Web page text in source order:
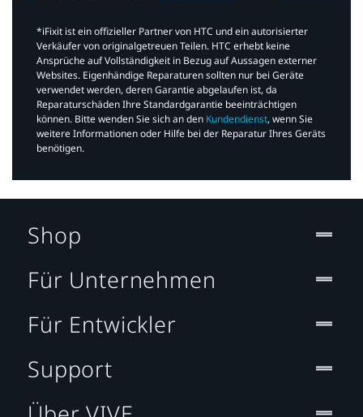
*iFixit ist ein offizieller Partner von HTC und ein autorisierter
Verkäufer von originalgetreuen Teilen. HTC erhebt keine
Ansprüche auf Vollständigkeit in Bezug auf Aussagen externer
Websites. Eigenhändige Reparaturen sollten nur bei Geräte
verwendet werden, deren Garantie abgelaufen ist, da
Reparaturschäden Ihre Standardgarantie beeinträchtigen
können. Bitte wenden Sie sich an den Kundendienst, wenn Sie
weitere Informationen oder Hilfe bei der Reparatur Ihres Geräts
benötigen.​
Shop
Für Unternehmen
Für Entwickler
Support